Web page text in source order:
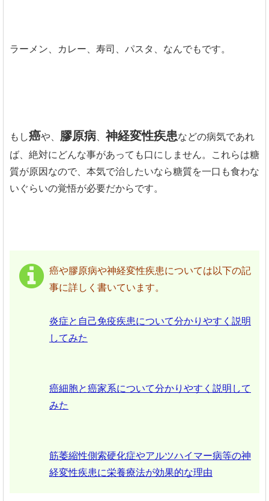
ラーメン、カレー、寿司、パスタ、なんでもです。
もし癌や、 膠原病、神経変性疾患などの病気であれ
ば、絶対にどんな事があっても口にしません。これらは糖
質が原因なので、本気で治したいなら糖質を一口も食わな
いぐらいの覚悟が必要だからです。
癌や膠原病や神経変性疾患については以下の記
事に詳しく書いています。
炎症と自己免疫疾患について分かりやすく説明
してみた
癌細胞と癌家系について分かりやすく説明して
みた
筋萎縮性側索硬化症やアルツハイマー病等の神
経変性疾患に栄養療法が効果的な理由